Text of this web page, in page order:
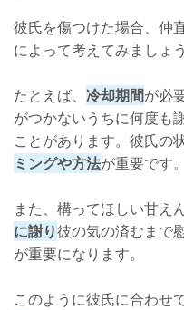
彼氏を傷つけた場合、仲
によって考えてみましょう
たとえば、 冷却期間が必
がつかないうちに何度も
ことがあります。彼氏の
ミングや方法が重要です。
また、構ってほしい甘え
に謝り彼の気の済むまで
が重要になります。
このように彼氏に合わせ